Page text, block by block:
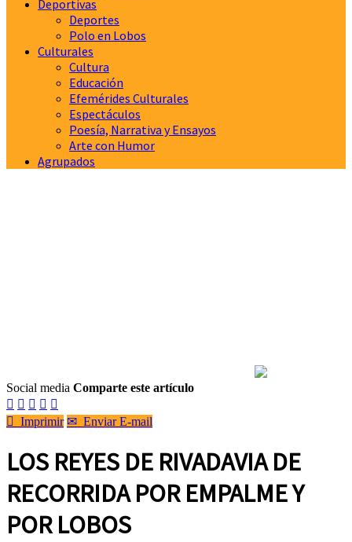
Deportivas
Deportes
Polo en Lobos
Culturales
Cultura
Educación
Efemérides Culturales
Espectáculos
Poesía, Narrativa y Ensayos
Arte con Humor
Agrupados
Social media Comparte este artículo
    
 Imprimir ✉ Enviar E-mail
LOS REYES DE RIVADAVIA DE
RECORRIDA POR EMPALME Y
POR LOBOS